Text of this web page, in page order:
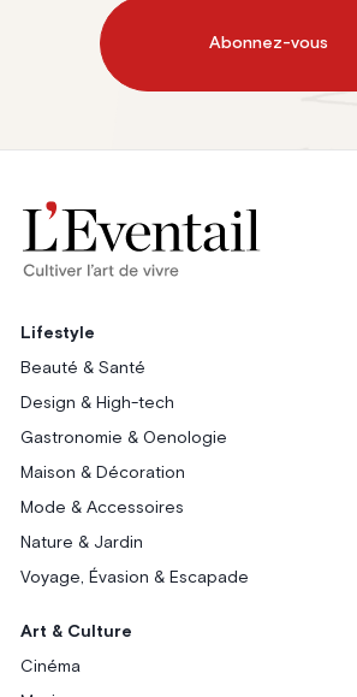
Abonnez-vous
Lifestyle
Beauté & Santé
Design & High-tech
Gastronomie & Oenologie
Maison & Décoration
Mode & Accessoires
Nature & Jardin
Voyage, Évasion & Escapade
Art & Culture
Cinéma